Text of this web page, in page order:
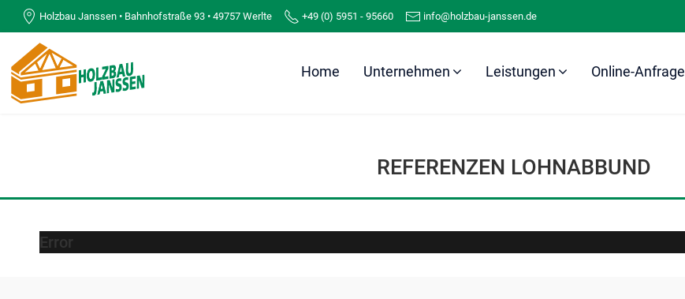
Holzbau Janssen • Bahnhofstraße 93 • 49757 Werlte +49 (0) 5951 - 95660 info@holzbau-janssen.de
Home Unternehmen Leistungen Online-Anfrage
REFERENZEN LOHNABBUND
Error